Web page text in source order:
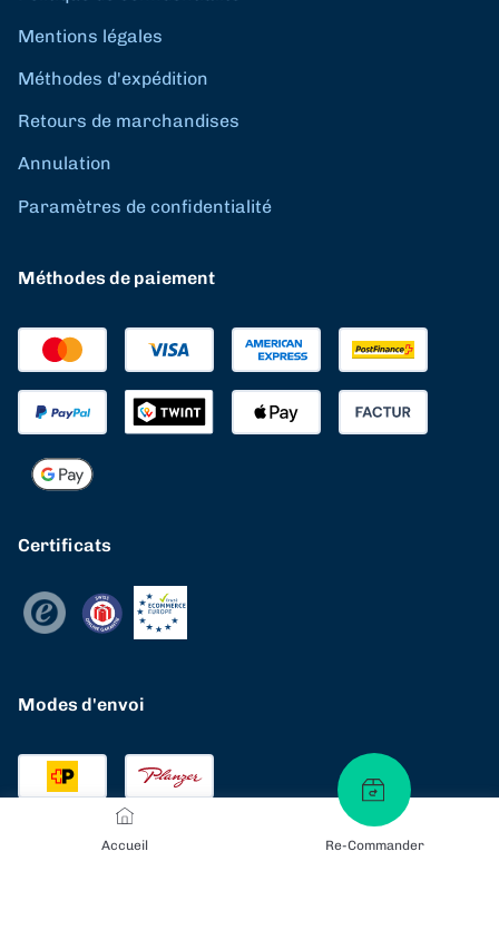
Accueil Re-Commander
Mentions légales
Méthodes d'expédition
Retours de marchandises
Annulation
Paramètres de confidentialité
Méthodes de paiement
Certificats
Modes d'envoi